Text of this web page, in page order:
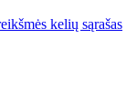
kelių sąrašas